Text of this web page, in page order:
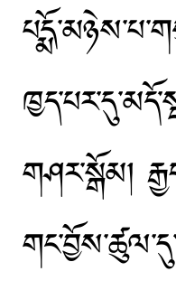
གཤར་སྒོམ།